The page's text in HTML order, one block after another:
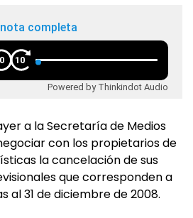
completa
10
Powered by Thinkindot Audio
a la Secretaría de Medios
con los propietarios de
la cancelación de sus
que corresponden a
al 31 de diciembre de 2008.